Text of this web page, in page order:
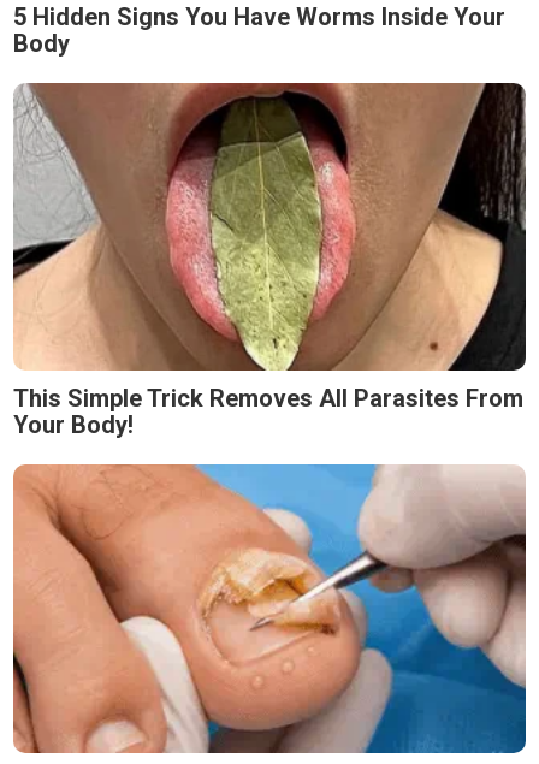
5 Hidden Signs You Have Worms Inside Your
Body
This Simple Trick Removes All Parasites From
Your Body!